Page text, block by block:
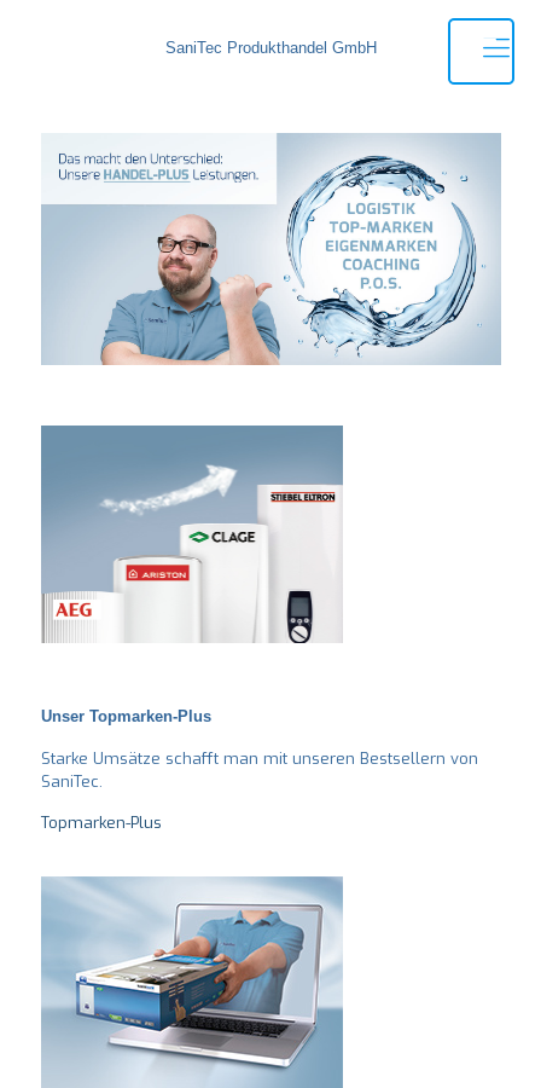
SaniTec Produkthandel GmbH
Unser Topmarken-Plus
Starke Umsätze schafft man mit unseren Bestsellern von
SaniTec.
Topmarken-Plus